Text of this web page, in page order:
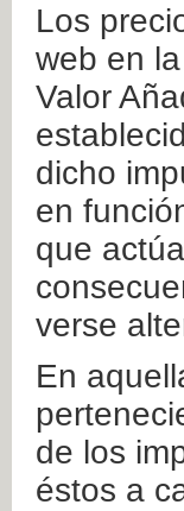
Los
web en
Valor
dicho
en
que
verse
En
de los
éstos a